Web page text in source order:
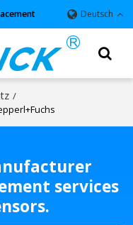
Deutsch
/
services